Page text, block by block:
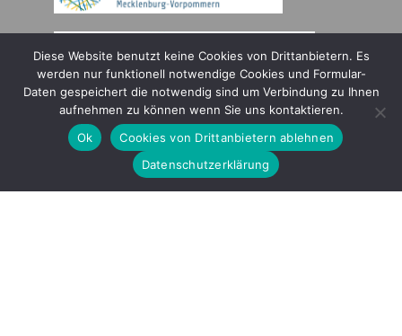
Gefördert durch
Diese Website benutzt keine Cookies von Drittanbietern. Es
werden nur funktionell notwendige Cookies und Formular-
Daten gespeichert die notwendig sind um Verbindung zu Ihnen
aufnehmen zu können wenn Sie uns kontaktieren.
Ok
Cookies von Drittanbietern ablehnen
Datenschutzerklärung